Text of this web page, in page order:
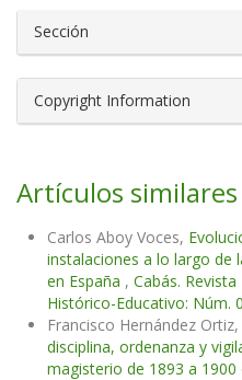
Sección
Copyright Information
Artículos similares
Carlos Aboy Voces,
instalaciones a lo largo de
en España , Cabás.
Histórico-Educativo: Núm.
Francisco Hernández Ortiz,
disciplina, ordenanza y
magisterio de 1893 a